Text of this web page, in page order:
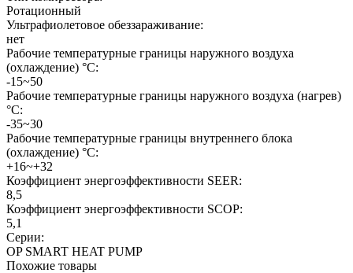
Ротационный
Ультрафиолетовое обеззараживание:
нет
Рабочие температурные границы наружного воздуха
(охлаждение) °C:
-15~50
Рабочие температурные границы наружного воздуха (нагрев)
°C:
-35~30
Рабочие температурные границы внутреннего блока
(охлаждение) °C:
+16~+32
Коэффициент энергоэффективности SEER:
8,5
Коэффициент энергоэффективности SCOP:
5,1
Серии:
OP SMART HEAT PUMP
Похожие товары